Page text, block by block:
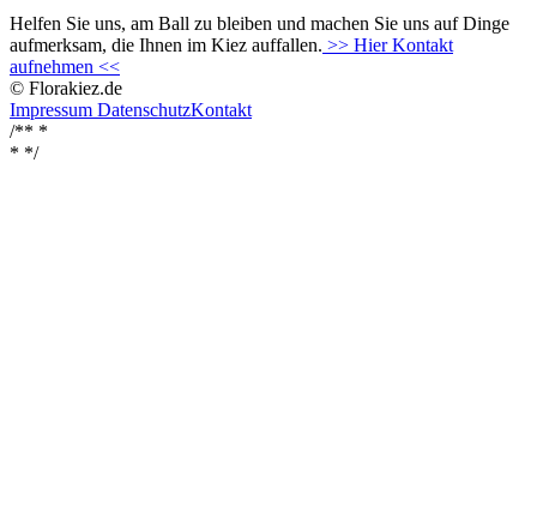
Helfen Sie uns, am Ball zu bleiben und machen Sie uns auf Dinge
aufmerksam, die Ihnen im Kiez auffallen. >> Hier Kontakt
aufnehmen <<
© Florakiez.de
Impressum DatenschutzKontakt
/** *
* */